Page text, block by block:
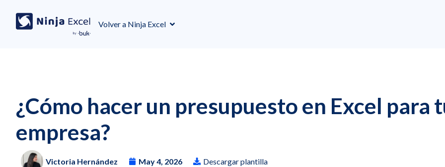
Volver a Ninja Excel
¿Cómo hacer un presupuesto en Excel para
empresa?
Victoria Hernández May 4, 2026 Descargar plantilla